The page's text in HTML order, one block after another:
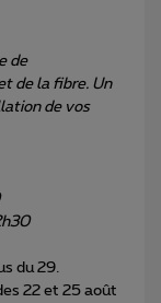
de
de la fibre. Un
de vos
du 29.
22 et 25 août